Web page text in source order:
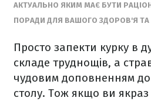
АКТУАЛЬНО ЯКИМ МАЄ БУТИ
ПОРАДИ ДЛЯ ВАШОГО ЗДОРОВ'Я ТА
Просто запекти курку в
складе труднощів, а
чудовим доповненням до
столу. Тож якщо ви